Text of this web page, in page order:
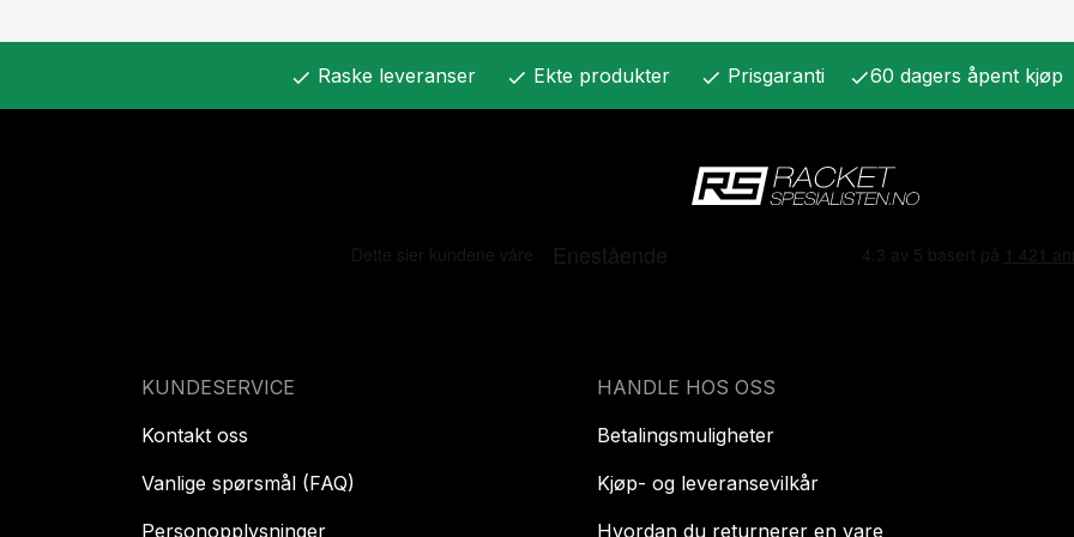
check Raske leveranser check Ekte produkter check Prisgaranti check60 dagers åpent kjøp
KUNDESERVICE
Kontakt oss
Vanlige spørsmål (FAQ)
Personopplysninger
HANDLE HOS OSS
Betalingsmuligheter
Kjøp- og leveransevilkår
Hvordan du returnerer en vare